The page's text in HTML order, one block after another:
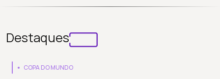
Destaques
COPA DO MUNDO